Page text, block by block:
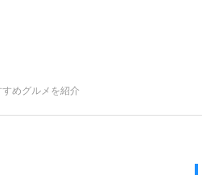
めグルメを紹介